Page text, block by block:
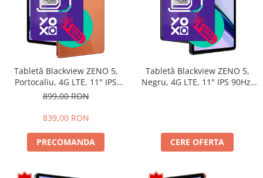
Tabletă Blackview ZENO 5,
Portocaliu, 4G LTE, 11" IPS
90Hz, 12GB RAM (3GB + 9GB
16, Unisoc T7250, 8300mAh,
SIM
899,00 RON
839,00 RON
PRECOMANDA
Tabletă Blackview ZENO 5,
Negru, 4G LTE, 11" IPS 90Hz,
SIM
CERE OFERTA